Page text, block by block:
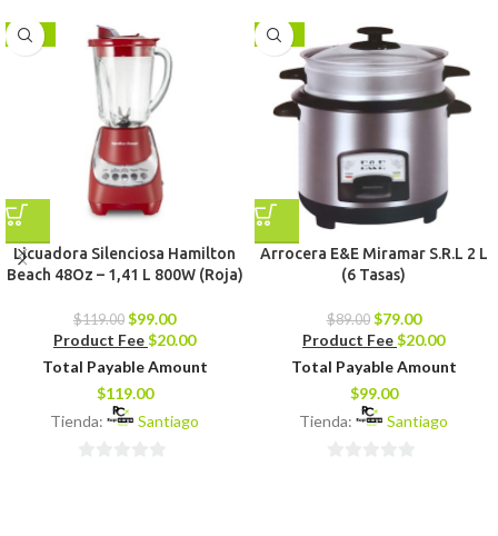
-17%
Licuadora Silenciosa Hamilton
Beach 48Oz – 1,41 L 800W (Roja)
$119.00 $99.00
Product Fee$20.00
Total Payable Amount
$119.00
Tienda:
Santiago
-11%
Arrocera E&E Miramar S.R.L 2 L
(6 Tasas)
$89.00 $79.00
Product Fee$20.00
Total Payable Amount
$99.00
Tienda:
Santiago